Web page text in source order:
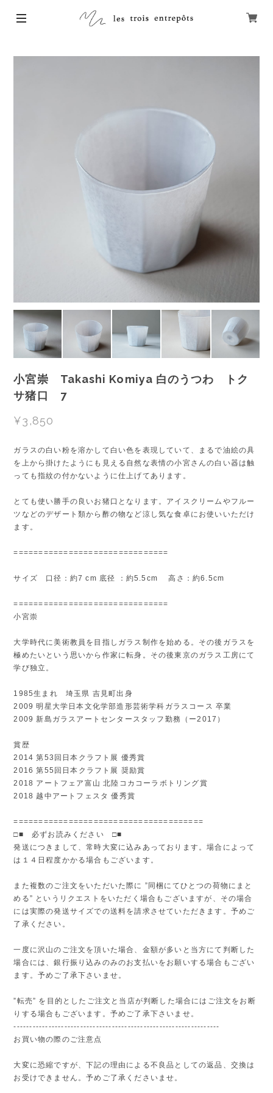
小宮崇 Takashi Komiya 白のうつわ トク
サ猪口 7
¥3,850
ガラスの白い粉を溶かして白い色を表現していて、まるで油絵の具
を上から掛けたようにも見える自然な表情の小宮さんの白い器は触
っても指紋の付かないように仕上げてあります。
とても使い勝手の良いお猪口となります。アイスクリームやフルー
ツなどのデザート類から酢の物など涼し気な食卓にお使いいただけ
ます。
===============================
サイズ 口径：約7 cm 底径 ：約5.5cm 高さ：約6.5cm
===============================
小宮崇
大学時代に美術教員を目指しガラス制作を始める。その後ガラスを
極めたいという思いから作家に転身。その後東京のガラス工房にて
学び独立。
1985生まれ 埼玉県 吉見町出身
2009 明星大学日本文化学部造形芸術学科ガラスコース 卒業
2009 新島ガラスアートセンタースタッフ勤務（ー2017）
賞歴
2014 第53回日本クラフト展 優秀賞
2016 第55回日本クラフト展 奨励賞
2018 アートフェア富山 北陸コカコーラボトリング賞
2018 越中アートフェスタ 優秀賞
======================================
□■ 必ずお読みください □■
発送につきまして、常時大変に込みあっております。場合によって
は１４日程度かかる場合もございます。
また複数のご注文をいただいた際に ”同梱にてひとつの荷物にまと
める” というリクエストをいただく場合もございますが、その場合
には実際の発送サイズでの送料を請求させていただきます。予めご
了承ください。
一度に沢山のご注文を頂いた場合、金額が多いと当方にて判断した
場合には、銀行振り込みのみのお支払いをお願いする場合もござい
ます。予めご了承下さいませ。
”転売” を目的としたご注文と当店が判断した場合にはご注文をお断
りする場合もございます。予めご了承下さいませ。
-----------------------------------------------------------------
お買い物の際のご注意点
大変に恐縮ですが、下記の理由による不良品としての返品、交換は
お受けできません。予めご了承くださいませ。